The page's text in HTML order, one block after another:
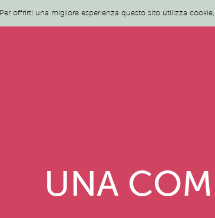
Per offrirti una migliore esperienza questo sito utilizza
UNA